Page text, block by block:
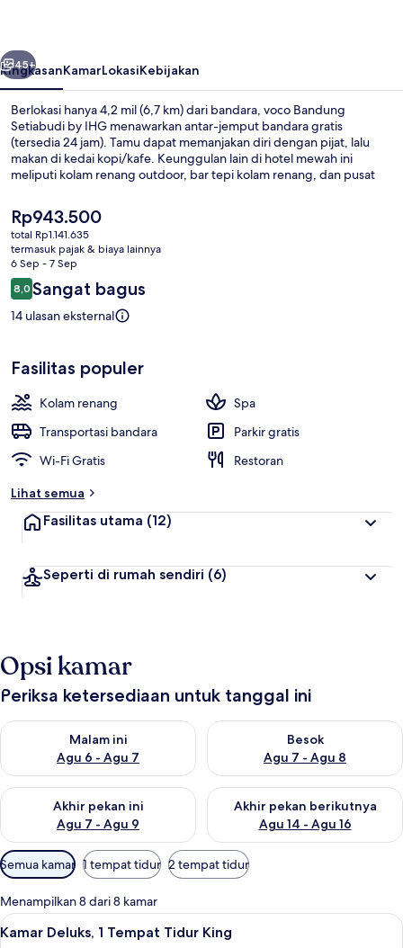
Berikutnya
45+
RingkasanKamarLokasiKebijakan
Berlokasi hanya 4,2 mil (6,7 km) dari bandara, voco Bandung
Setiabudi by IHG menawarkan antar-jemput bandara gratis
(tersedia 24 jam). Tamu dapat memanjakan diri dengan pijat, lalu
makan di kedai kopi/kafe. Keunggulan lain di hotel mewah ini
meliputi kolam renang outdoor, bar tepi kolam renang, dan pusat
Harga
saat
ini
Rp943.500
Rp943.500
total Rp1.141.635
termasuk pajak & biaya lainnya
6 Sep - 7 Sep
Ulasan
8,08,0 dari 10
Sangat bagus
14 ulasan eksternal
Fasilitas populer
Kolam renang
Spa
Transportasi bandara
Parkir gratis
Wi-Fi Gratis
Restoran
Lihat semua
Fasilitas utama (12)
Seperti di rumah sendiri (6)
Opsi kamar
Periksa ketersediaan untuk tanggal ini
Malam ini
Agu 6 - Agu 7
Periksa ketersediaan untuk malam ini Agu 6 - Agu 7
Besok
Agu 7 - Agu 8
Periksa ketersediaan untuk
Akhir pekan ini
Agu 7 - Agu 9
Periksa ketersediaan untuk akhir pekan ini Agu 7 - Agu 9
Akhir pekan berikutnya
Agu 14 - Agu 16
Periksa ketersediaan untuk
Filter
tersedia
untuk
kamar
Semua kamar 1 tempat tidur 2 tempat tidur
Menampilkan 8 dari 8 kamar
Lihat
semua
Perlengkapan mandi gratis,
6
Kamar Deluks, 1 Tempat Tidur King